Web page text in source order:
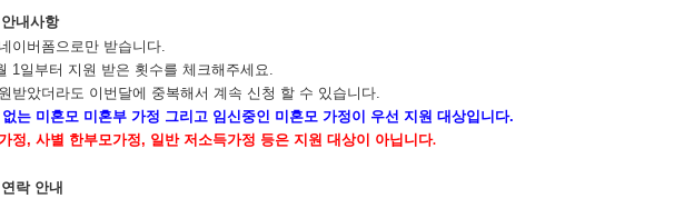
내사항
이버폼으로만 받습니다.
1일부터 지원 받은 횟수를 체크해주세요.
받았더라도 이번달에 중복해서 계속 신청 할 수 있습니다.
는 미혼모 미혼부 가정 그리고 임신중인 미혼모 가정이 우선 지원 대상입니다.
정, 사별 한부모가정, 일반 저소득가정 등은 지원 대상이 아닙니다.
락 안내